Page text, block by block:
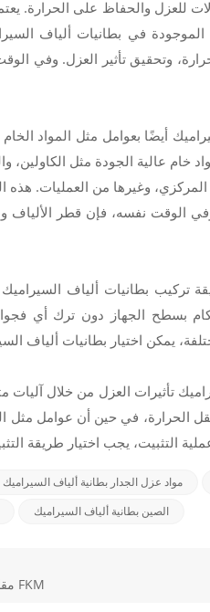
للعزل والحفاظ على
في بطانيات ألياف
وتحقيق تأثير العزل. وفي
أيضًا بعوامل مثل المواد
خام عالية الجودة مثل الكاولين،
المركزي، وغيرها من العمليات.
الوقت نفسه، فإن قطر الألياف
تركيب بطانيات ألياف
بسطح الجهاز دون ترك أي
تأثيرات العزل من خلال آليات
في حين أن عوامل مثل
مواد عزل الجدار بطانية ألياف السيراميك
الصين بطانية ألياف السيراميك
أداء مقاومة الأحماض والقلويات: مطاط EPDM مقابل مطاط FKM